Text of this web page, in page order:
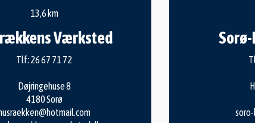
13,6 km
Værksted
Tlf: 26 67 71 72
Døjringehuse 8
4180 Sorø
husraekken@hotmail.com